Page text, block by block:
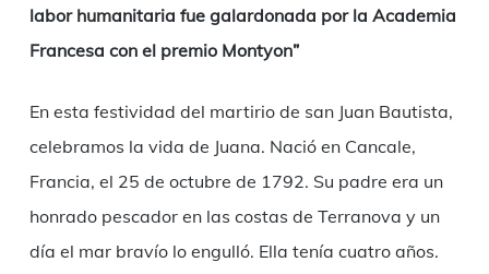
labor humanitaria fue galardonada por la Academia
Francesa con el premio Montyon”
En esta festividad del martirio de san Juan Bautista,
celebramos la vida de Juana. Nació en Cancale,
Francia, el 25 de octubre de 1792. Su padre era un
honrado pescador en las costas de Terranova y un
día el mar bravío lo engulló. Ella tenía cuatro años.